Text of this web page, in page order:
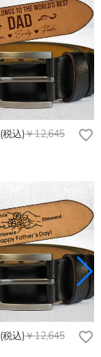
(税込)￥12,645
(税込)￥12,645